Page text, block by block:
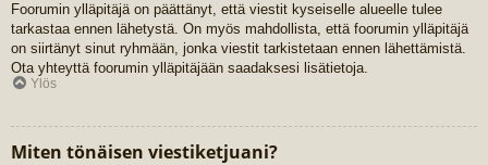
Foorumin ylläpitäjä on päättänyt, että viestit kyseiselle alueelle tulee
tarkastaa ennen lähetystä. On myös mahdollista, että foorumin ylläpitäjä
on siirtänyt sinut ryhmään, jonka viestit tarkistetaan ennen lähettämistä.
Ota yhteyttä foorumin ylläpitäjään saadaksesi lisätietoja.
Ylös
Miten tönäisen viestiketjuani?